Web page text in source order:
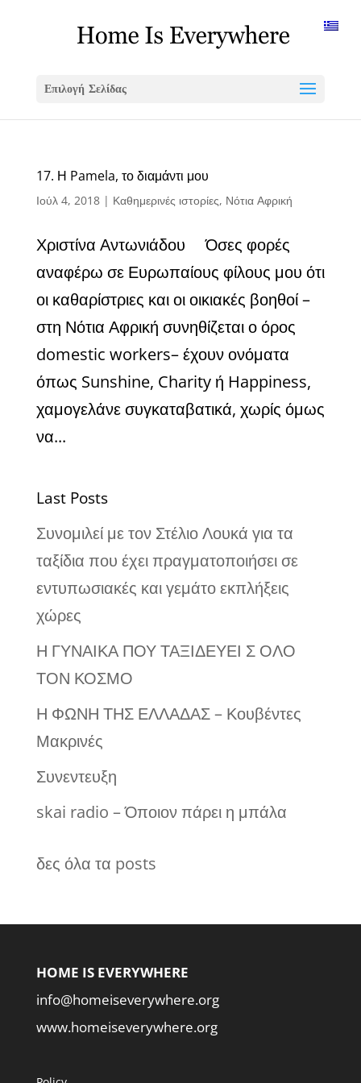
Επιλογή Σελίδας
17. Η Pamela, το διαμάντι μου
Ιούλ 4, 2018| Καθημερινές ιστορίες, Νότια Αφρική
Χριστίνα Αντωνιάδου Όσες φορές
αναφέρω σε Ευρωπαίους φίλους μου ότι
οι καθαρίστριες και οι οικιακές βοηθοί –
στη Νότια Αφρική συνηθίζεται ο όρος
domestic workers– έχουν ονόματα
όπως Sunshine, Charity ή Happiness,
χαμογελάνε συγκαταβατικά, χωρίς όμως
να...
Last Posts
Συνομιλεί με τον Στέλιο Λουκά για τα
ταξίδια που έχει πραγματοποιήσει σε
εντυπωσιακές και γεμάτο εκπλήξεις
χώρες
Η ΓΥΝΑΙΚΑ ΠΟΥ ΤΑΞΙΔΕΥΕΙ Σ ΟΛΟ
ΤΟΝ ΚΟΣΜΟ
Η ΦΩΝΗ ΤΗΣ ΕΛΛΑΔΑΣ – Κουβέντες
Μακρινές
Συνεντευξη
skai radio – Όποιον πάρει η μπάλα
δες όλα τα posts
HOME IS EVERYWHERE
info@homeiseverywhere.org
www.homeiseverywhere.org